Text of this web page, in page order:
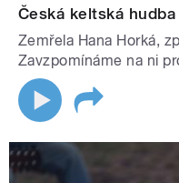
Česká keltská
Zemřela Hana Horká,
Zavzpomínáme na ni